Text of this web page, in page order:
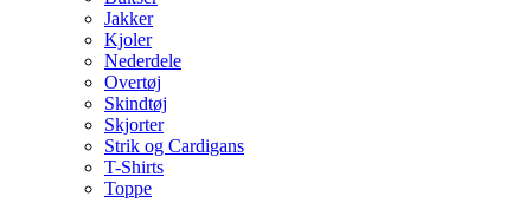
Jakker
Kjoler
Nederdele
Overtøj
Skindtøj
Skjorter
Strik og Cardigans
T-Shirts
Toppe